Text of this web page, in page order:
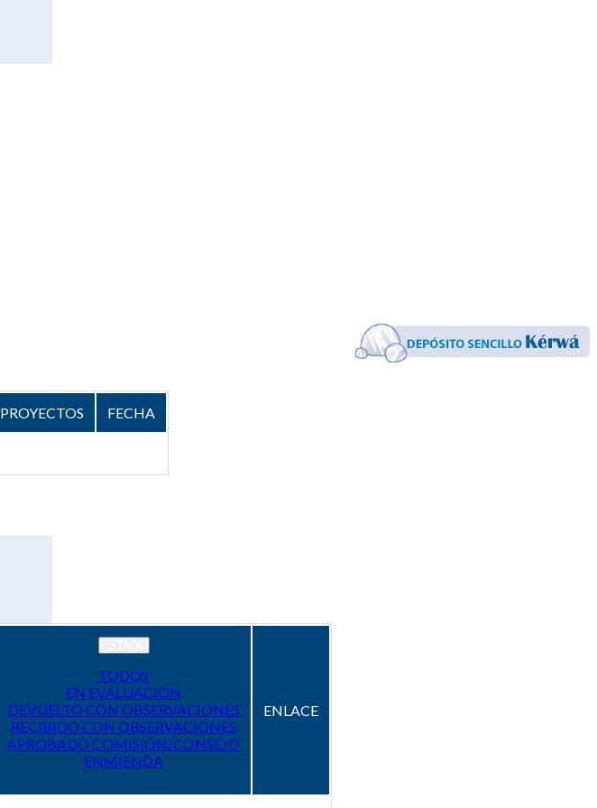
PROYECTOS FECHA
TODOS
EN EVALUACIÓN
DEVUELTO CON OBSERVACIONES
RECIBIDO CON OBSERVACIONES
APROBADO COMISIÓN/CONSEJO
ENMIENDA
ENLACE